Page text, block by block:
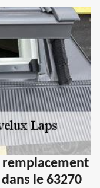
remplacement
le 63270